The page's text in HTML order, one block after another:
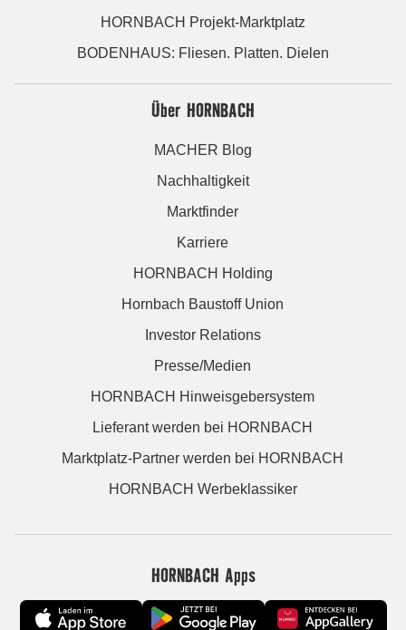
HORNBACH Projekt-Marktplatz
BODENHAUS: Fliesen. Platten. Dielen
Über HORNBACH
MACHER Blog
Nachhaltigkeit
Marktfinder
Karriere
HORNBACH Holding
Hornbach Baustoff Union
Investor Relations
Presse/Medien
HORNBACH Hinweisgebersystem
Lieferant werden bei HORNBACH
Marktplatz-Partner werden bei HORNBACH
HORNBACH Werbeklassiker
HORNBACH Apps